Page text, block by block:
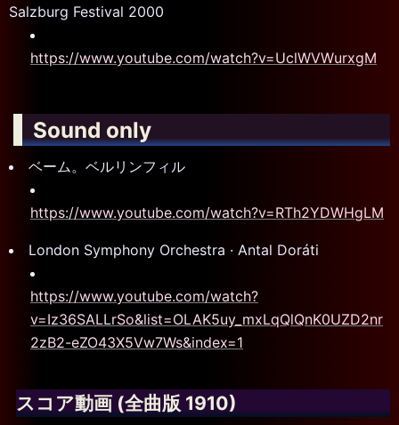
Salzburg Festival 2000
https://www.youtube.com/watch?v=UclWVWurxgM
Sound only
ベーム。ベルリンフィル
https://www.youtube.com/watch?v=RTh2YDWHgLM
London Symphony Orchestra · Antal Doráti
https://www.youtube.com/watch?
v=Iz36SALLrSo&list=OLAK5uy_mxLqQlQnK0UZD2nr
2zB2-eZO43X5Vw7Ws&index=1
スコア動画 (全曲版 1910)